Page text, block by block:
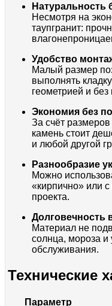
Натуральность
Несмотря на
таупгранит:
Удобство
Малый размер
выполнять
геометрией и без
Экономия без
За счёт
камень стоит
и любой другой
Разнообразие
Можно
«кирпично» или
проекта.
Долговечность
Материал не
солнца, мороза и
обслуживания.
Технические
Параметр